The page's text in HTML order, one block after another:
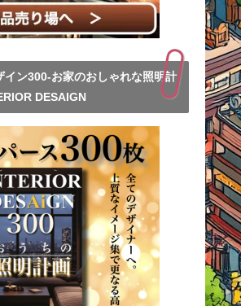
イン300-お家のおしゃれな照明計
DESAIGN